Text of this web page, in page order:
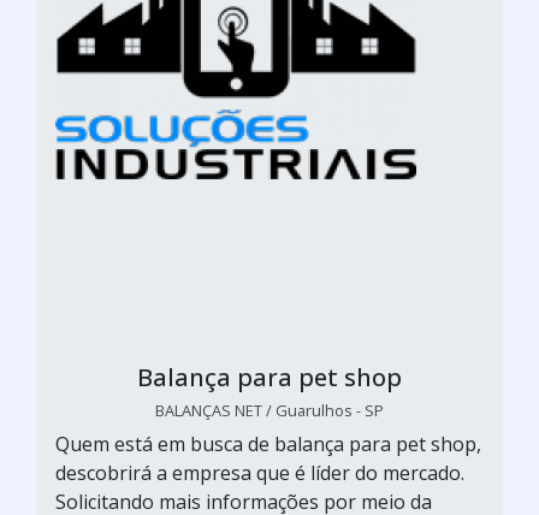
Balança para pet shop
BALANÇAS NET / Guarulhos - SP
Quem está em busca de balança para pet shop,
descobrirá a empresa que é líder do mercado.
Solicitando mais informações por meio da